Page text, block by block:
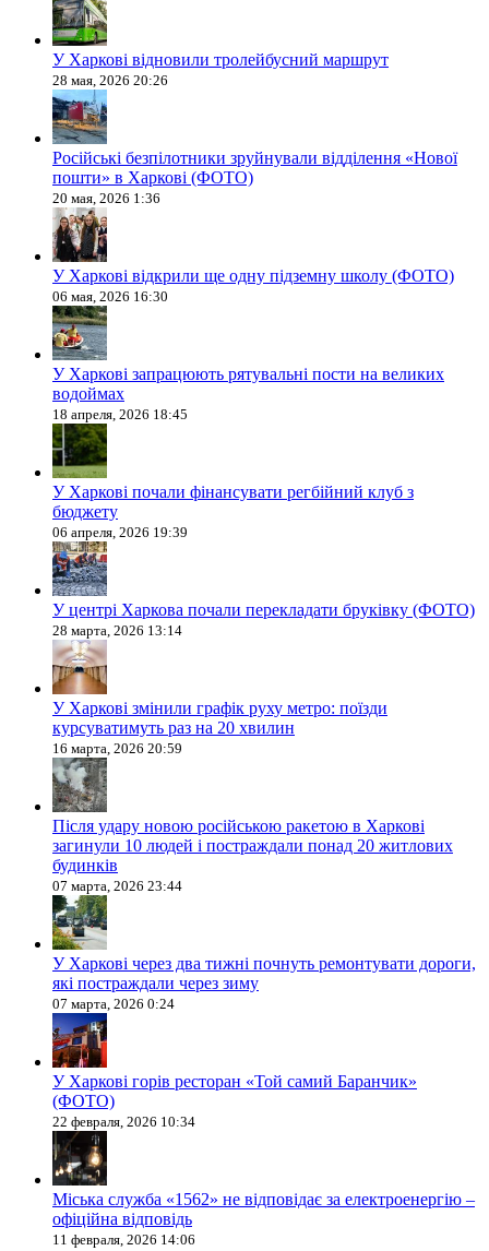
У Харкові відновили тролейбусний маршрут
28 мая, 2026 20:26
Російські безпілотники зруйнували відділення «Нової
пошти» в Харкові (ФОТО)
20 мая, 2026 1:36
У Харкові відкрили ще одну підземну школу (ФОТО)
06 мая, 2026 16:30
У Харкові запрацюють рятувальні пости на великих
водоймах
18 апреля, 2026 18:45
У Харкові почали фінансувати регбійний клуб з
бюджету
06 апреля, 2026 19:39
У центрі Харкова почали перекладати бруківку (ФОТО)
28 марта, 2026 13:14
У Харкові змінили графік руху метро: поїзди
курсуватимуть раз на 20 хвилин
16 марта, 2026 20:59
Після удару новою російською ракетою в Харкові
загинули 10 людей і постраждали понад 20 житлових
будинків
07 марта, 2026 23:44
У Харкові через два тижні почнуть ремонтувати дороги,
які постраждали через зиму
07 марта, 2026 0:24
У Харкові горів ресторан «Той самий Баранчик»
(ФОТО)
22 февраля, 2026 10:34
Міська служба «1562» не відповідає за електроенергію –
офіційна відповідь
11 февраля, 2026 14:06